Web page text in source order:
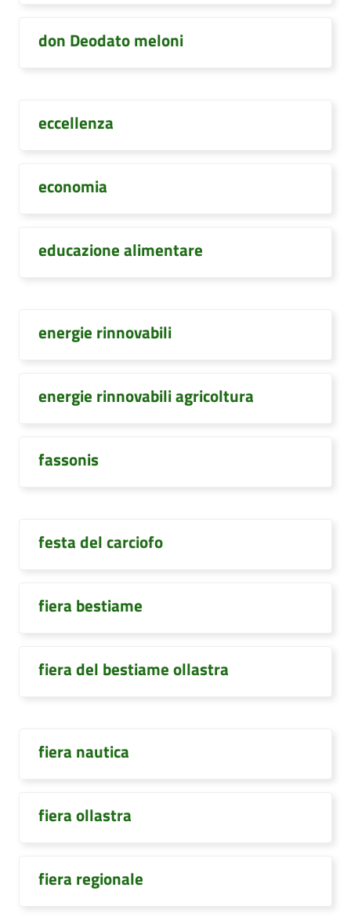
don Deodato meloni
eccellenza
economia
educazione alimentare
energie rinnovabili
energie rinnovabili agricoltura
fassonis
festa del carciofo
fiera bestiame
fiera del bestiame ollastra
fiera nautica
fiera ollastra
fiera regionale